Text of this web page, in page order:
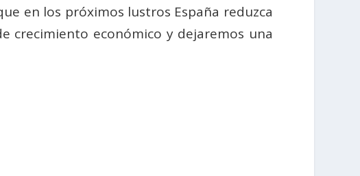
en los próximos lustros España reduzca
crecimiento económico y dejaremos una